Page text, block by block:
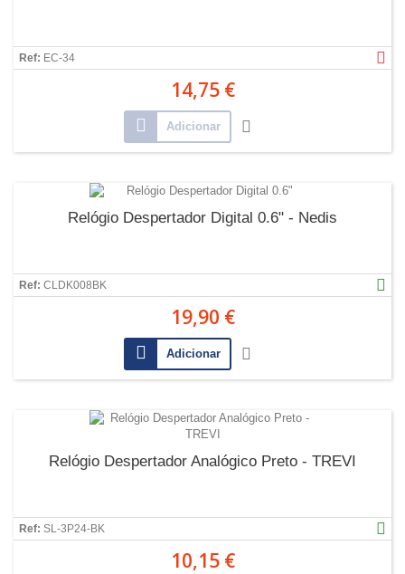
Ref: EC-34
14,75 €
Adicionar
Relógio Despertador Digital 0.6" - Nedis
Ref: CLDK008BK
19,90 €
Adicionar
Relógio Despertador Analógico Preto - TREVI
Ref: SL-3P24-BK
10,15 €